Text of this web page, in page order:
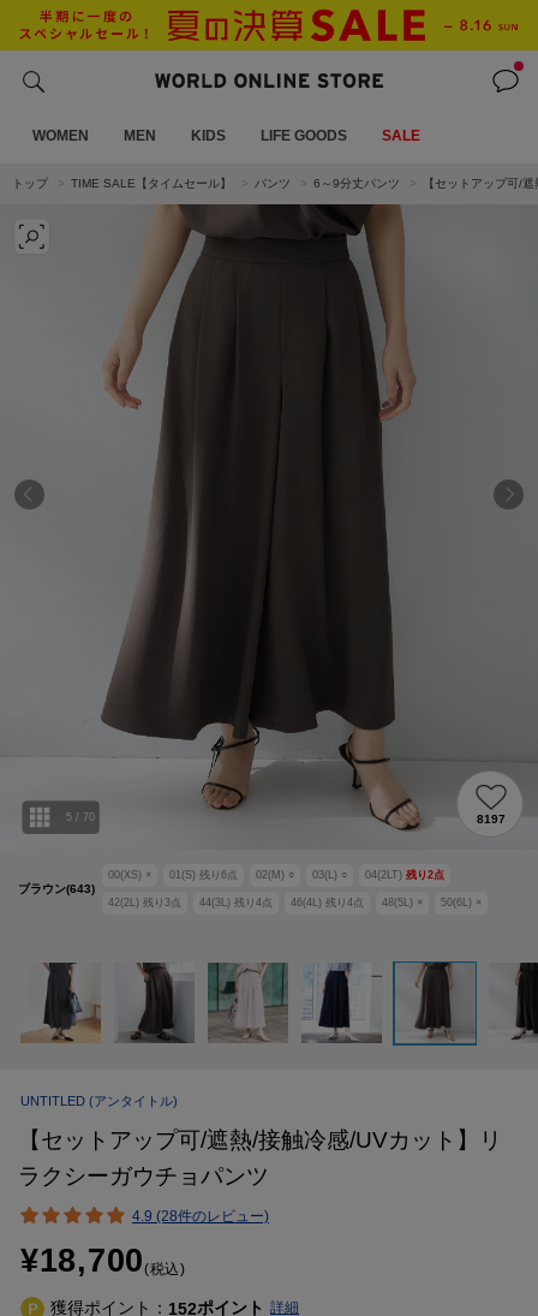
WOMEN MEN KIDS LIFE GOODS SALE
トップ TIME SALE【タイムセール】 パンツ 6～9分丈パンツ 【セットアップ可/
ブラウン(643)
00(XS) × 01(S) 残り 6点 02(M) ○ 03(L) ○ 04(2LT) 残り 2点
42(2L) 残り 3点 44(3L) 残り 4点 46(4L) 残り 4点 48(5L) × 50(6L) ×
5 / 70 8197
UNTITLED (アンタイトル)
【セットアップ可/遮熱/接触冷感/UVカット】リ
ラクシーガウチョパンツ
4.9 (28件のレビュー)
¥18,700(税込)
獲得ポイント： 152ポイント 詳細